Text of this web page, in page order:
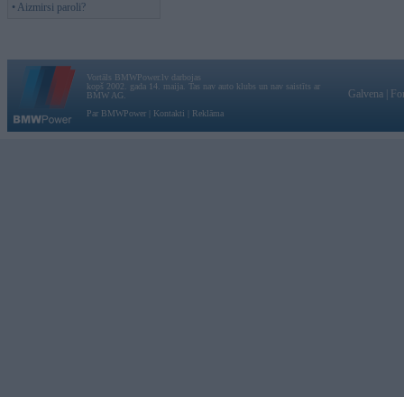
• Aizmirsi paroli?
Vortāls BMWPower.lv darbojas
kopš 2002. gada 14. maija. Tas nav auto klubs un nav saistīts ar
BMW AG.
Par BMWPower
Kontakti Reklāma
Galvena